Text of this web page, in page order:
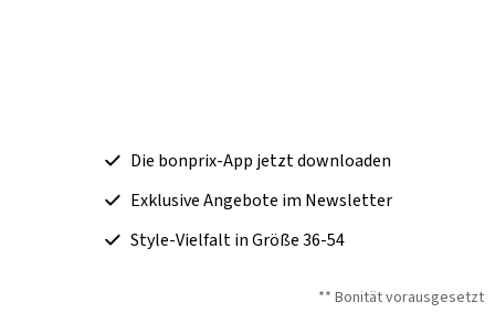
Die bonprix-App jetzt downloaden
Exklusive Angebote im Newsletter
Style-Vielfalt in Größe 36-54
** Bonität vorausgesetzt